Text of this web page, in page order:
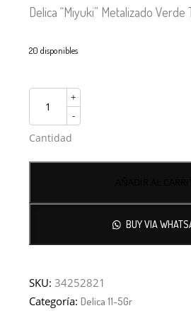
Delica “Miyuki” Metalizado Verde
20 disponibles
+
-
Cantidad
BUY VIA
SKU:34252821
Categoría:Delica 11-5Gr